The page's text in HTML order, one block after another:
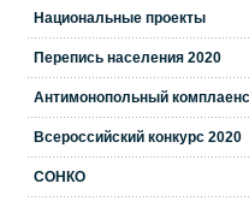
Национальные проекты
Перепись населения 2020
Антимонопольный комплаенс
Всероссийский конкурс 2020
СОНКО